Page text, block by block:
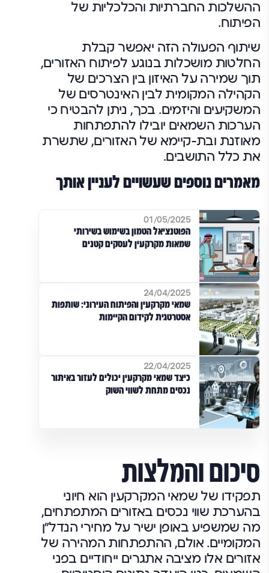
ההשלכות החברתיות והכלכליות של
הפיתוח.
שיתוף הפעולה הזה יאפשר קבלת
החלטות מושכלות בנוגע לפיתוח האזורים,
תוך שמירה על האיזון בין הצרכים של
הקהילה המקומית לבין האינטרסים של
המשקיעים והיזמים. בכך, ניתן להבטיח כי
הערכות השמאים יובילו להתפתחות
מאוזנת ובת-קיימא של האזורים, שתשרת
את כלל התושבים.
מאמרים נוספים שעשויים לעניין אותך
01/05/2025
הפוטנציאל הטמון בשימוש בשירותי
שמאות מקרקעין לעסקים קטנים
24/04/2025
שמאי מקרקעין והפיתוח העירוני: שותפות
אסטרטגית לקידום הקיימות
22/04/2025
כיצד שמאי מקרקעין יכולים לעזור באיתור
נכסים מתחת לשווי השוק
סיכום והמלצות
תפקידו של שמאי המקרקעין הוא חיוני
בהערכת שווי נכסים באזורים המתפתחים,
מה שמשפיע באופן ישיר על מחירי הנדל"ן
המקומיים. אולם, ההתפתחות המהירה של
אזורים אלו מציבה אתגרים ייחודיים בפני